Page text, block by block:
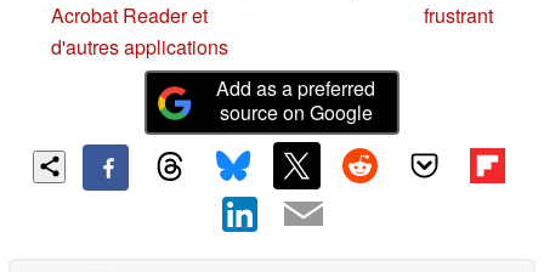
Acrobat Reader et
d'autres applications
frustrant
Add as a preferred
source on Google